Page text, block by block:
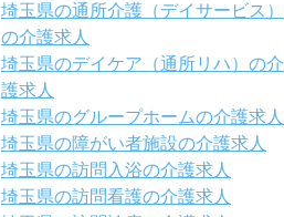
埼玉県の通所介護（デイサービス）
の介護求人
埼玉県のデイケア（通所リハ）の介
護求人
埼玉県のグループホームの介護求人
埼玉県の障がい者施設の介護求人
埼玉県の訪問入浴の介護求人
埼玉県の訪問看護の介護求人